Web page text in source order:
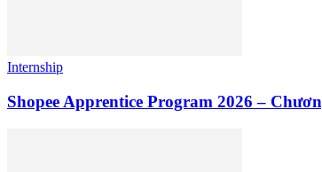
Internship
Shopee Apprentice Program 2026 –